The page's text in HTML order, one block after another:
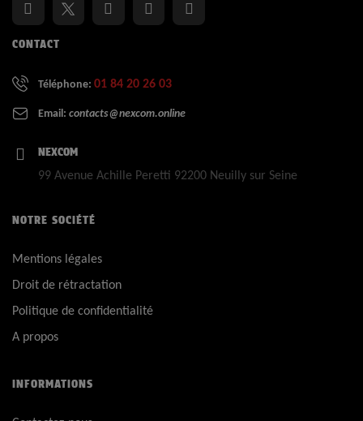
CONTACT
Téléphone: 01 84 20 26 03
Email: contacts@nexcom.online
NEXCOM
99 Avenue Achille Peretti 92200 Neuilly sur Seine
NOTRE SOCIÉTÉ
Mentions légales
Droit de rétractation
Politique de confidentialité
A propos
INFORMATIONS